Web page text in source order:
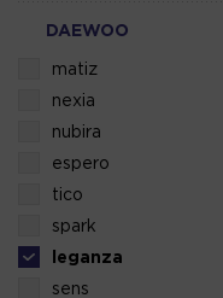
DAEWOO
matiz
nexia
nubira
espero
tico
spark
leganza
sens